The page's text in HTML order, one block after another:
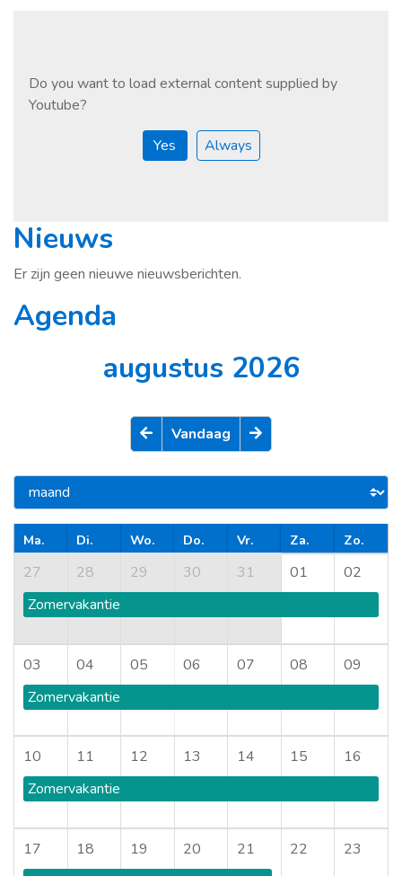
Do you want to load external content supplied by
Youtube?
Yes Always
Nieuws
Er zijn geen nieuwe nieuwsberichten.
Agenda
Vandaag
augustus 2026
Ma. Di. Wo. Do. Vr. Za. Zo.
27 28 29 30 31 01
02
Zomervakantie
03 04 05 06 07 08
09
Zomervakantie
10 11 12 13 14 15
16
Zomervakantie
17 18 19 20 21 22
23